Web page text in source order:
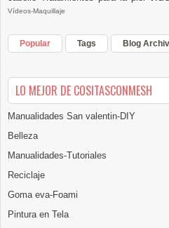
Vídeos-Maquillaje
Popular Tags Blog
LO MEJOR DE COSITASCONMESH
Manualidades San valentin-DIY
Belleza
Manualidades-Tutoriales
Reciclaje
Goma eva-Foami
Pintura en Tela